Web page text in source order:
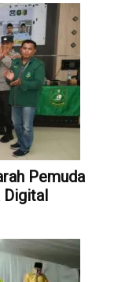
Pemuda
Digital